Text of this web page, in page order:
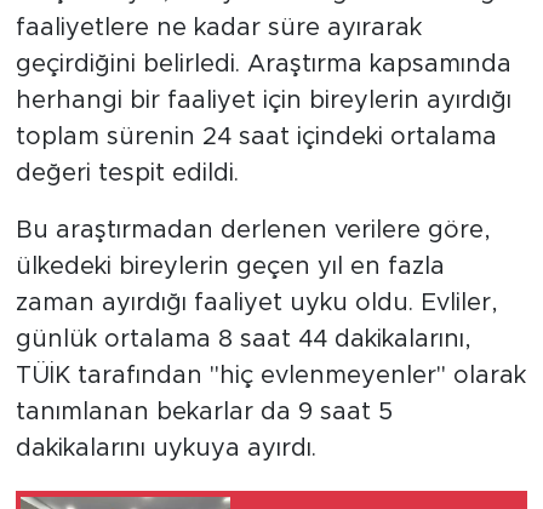
faaliyetlere ne kadar süre ayırarak
geçirdiğini belirledi. Araştırma kapsamında
herhangi bir faaliyet için bireylerin ayırdığı
toplam sürenin 24 saat içindeki ortalama
değeri tespit edildi.
Bu araştırmadan derlenen verilere göre,
ülkedeki bireylerin geçen yıl en fazla
zaman ayırdığı faaliyet uyku oldu. Evliler,
günlük ortalama 8 saat 44 dakikalarını,
TÜİK tarafından "hiç evlenmeyenler" olarak
tanımlanan bekarlar da 9 saat 5
dakikalarını uykuya ayırdı.